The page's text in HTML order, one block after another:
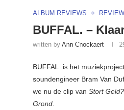
ALBUM REVIEWS
BUFFAL. –
written by Ann Cnockaert
BUFFAL. is het
soundengineer Bram Van
we nu de clip van Stort Geld?
Grond.